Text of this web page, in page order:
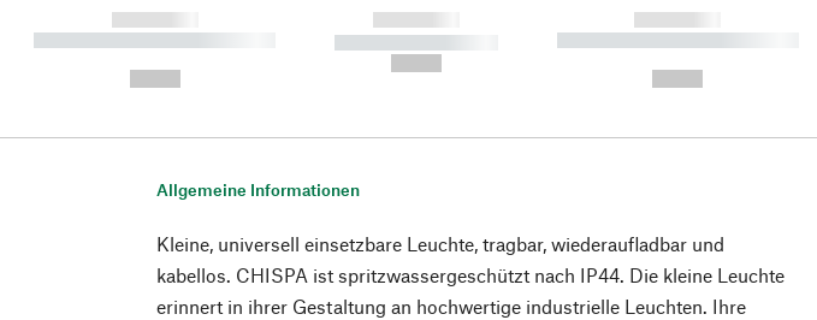
------------
----------- ----------- ----------
------------
----------- -----------
------------
----------- ----------- ----------
Allgemeine Informationen
Kleine, universell einsetzbare Leuchte, tragbar, wiederaufladbar und
kabellos. CHISPA ist spritzwassergeschützt nach IP44. Die kleine Leuchte
erinnert in ihrer Gestaltung an hochwertige industrielle Leuchten. Ihre